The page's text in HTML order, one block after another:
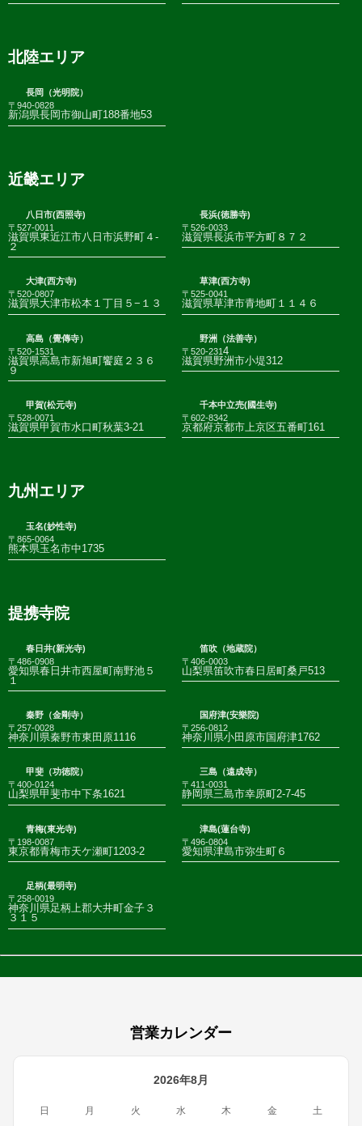
北陸エリア
長岡（光明院）
〒940-0828
新潟県長岡市御山町188番地53
近畿エリア
八日市(西照寺)
〒527-0011
滋賀県東近江市八日市浜野町４-
２
長浜(徳勝寺)
〒526-0033
滋賀県長浜市平方町８７２
大津(西方寺)
〒520-0807
滋賀県大津市松本１丁目５−１３
草津(西方寺)
〒525-0041
滋賀県草津市青地町１１４６
高島（覺傳寺）
〒520-1531
滋賀県高島市新旭町饗庭２３６
９
野洲（法善寺）
〒520-2314
滋賀県野洲市小堤312
甲賀(松元寺)
〒528-0071
滋賀県甲賀市水口町秋葉3-21
千本中立売(國生寺)
〒602-8342
京都府京都市上京区五番町161
九州エリア
玉名(妙性寺)
〒865-0064
熊本県玉名市中1735
提携寺院
春日井(新光寺)
〒486-0908
愛知県春日井市西屋町南野池５
１
笛吹（地蔵院）
〒406-0003
山梨県笛吹市春日居町桑戸513
秦野（金剛寺）
〒257-0028
神奈川県秦野市東田原1116
国府津(安樂院)
〒256-0812
神奈川県小田原市国府津1762
甲斐（功徳院）
〒400-0124
山梨県甲斐市中下条1621
三島（遠成寺）
〒411-0031
静岡県三島市幸原町2-7-45
青梅(東光寺)
〒198-0087
東京都青梅市天ケ瀬町1203-2
津島(蓮台寺)
〒496-0804
愛知県津島市弥生町６
足柄(最明寺)
〒258-0019
神奈川県足柄上郡大井町金子３
３１５
営業カレンダー
2026年8月
日 月 火 水 木 金 土